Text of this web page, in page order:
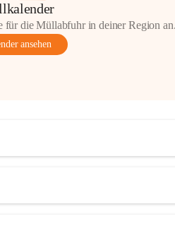
für die Müllabfuhr in deiner Region an.
ansehen